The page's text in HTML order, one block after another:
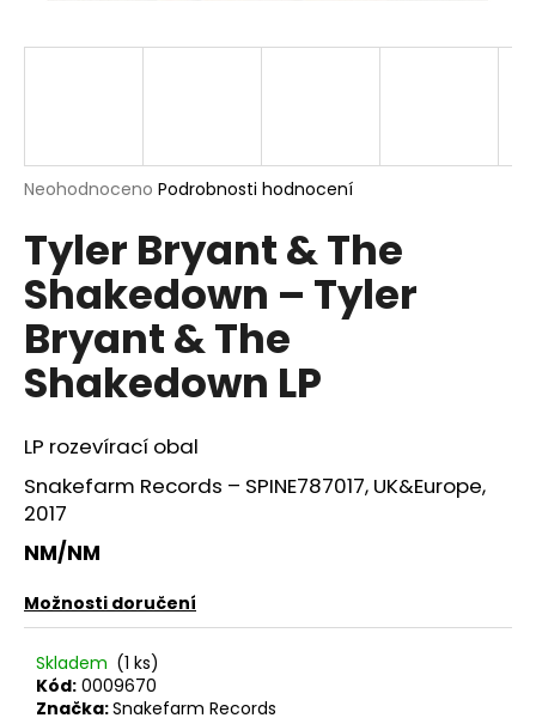
Průměrné
produktu
0,0
z
5
hvězdiček.
Neohodnoceno Podrobnosti hodnocení
Tyler Bryant & The
Shakedown – Tyler
Bryant & The
Shakedown LP
LP rozevírací obal
Snakefarm Records – SPINE787017, UK&Europe,
2017
NM/NM
Možnosti doručení
Skladem (1 ks)
Kód: 0009670
Značka:Snakefarm Records
j
?
D
o
p
o
r
u
č
u
j
e
e